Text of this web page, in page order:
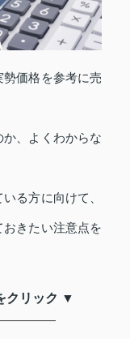
価格を参考に売
、よくわからな
る方に向けて、
きたい注意点を
クリック ▼